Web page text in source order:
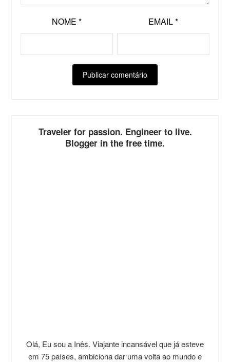
NOME * EMAIL*
Traveler for passion. Engineer to live.
Blogger in the free time.
Olá, Eu sou a Inês. Viajante incansável que já esteve
em 75 países, ambiciona dar uma volta ao mundo e